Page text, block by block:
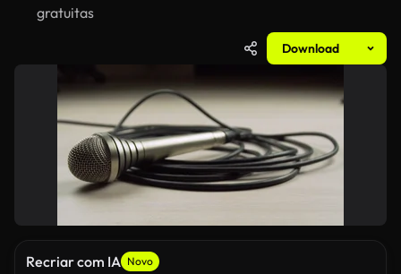
gratuitas
Download
Recriar com IA Novo